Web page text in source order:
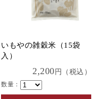
いもやの雑穀米（15袋
入）
2,200 円（税込）
数量：